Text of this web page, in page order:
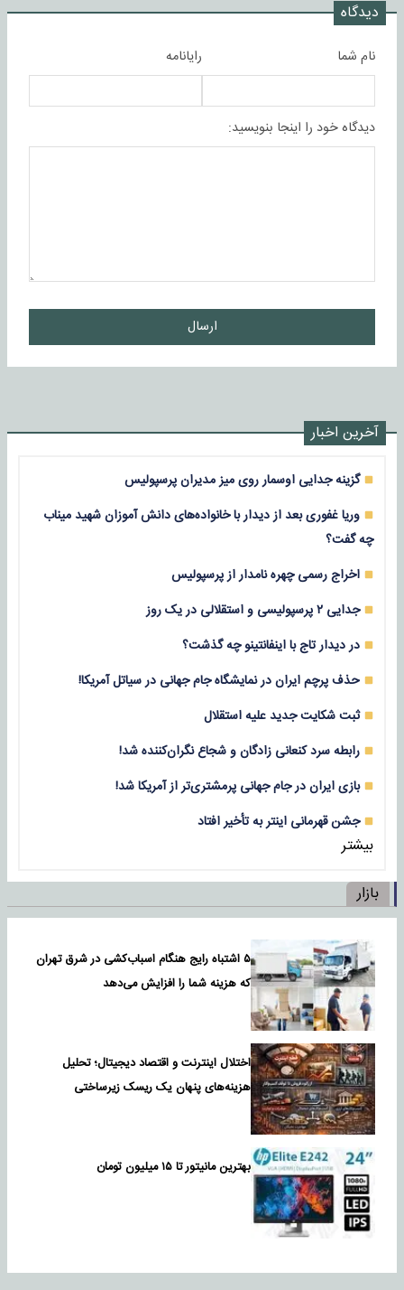
دیدگاه
نام شما رایانامه
دیدگاه خود را اینجا بنویسید:
ارسال
آخرین اخبار
گزینه جدایی اوسمار روی میز مدیران پرسپولیس
وریا غفوری بعد از دیدار با خانواده‌های دانش آموزان شهید میناب
چه گفت؟
اخراج رسمی چهره نامدار از پرسپولیس
جدایی ۲ پرسپولیسی و استقلالی در یک روز
در دیدار تاج با اینفانتینو چه گذشت؟
حذف پرچم ایران در نمایشگاه جام جهانی در سیاتل آمریکا!
ثبت شکایت جدید علیه استقلال
رابطه سرد کنعانی زادگان و شجاع نگران‌کننده شد!
بازی‌ ایران در جام جهانی پرمشتری‌تر از آمریکا شد!
جشن قهرمانی اینتر به تأخیر افتاد
بیشتر
بازار
۵ اشتباه رایج هنگام اسباب‌کشی در شرق تهران
که هزینه شما را افزایش می‌دهد
اختلال اینترنت و اقتصاد دیجیتال؛ تحلیل
هزینه‌های پنهان یک ریسک زیرساختی
بهترین مانیتور تا ۱۵ میلیون تومان